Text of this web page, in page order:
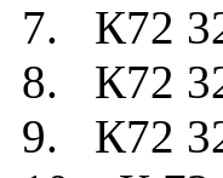
7. К72
8. К72
9. К72